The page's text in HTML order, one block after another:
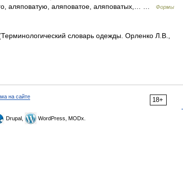
аляповатую, аляповатое, аляповатых,… …
Формы
словарь одежды. Орленко Л.В.,
18+
на сайте
Drupal, WordPress, MODx.